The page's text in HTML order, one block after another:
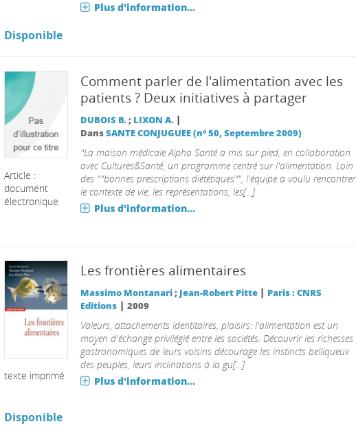
Plus d'information...
Disponible
Article :
document
électronique
Comment parler de l'alimentation avec les
patients ? Deux initiatives à partager
DUBOIS B.; LIXON A. |
DansSANTE CONJUGUEE (n° 50, Septembre 2009)
"La maison médicale Alpha Santé a mis sur pied, en collaboration
avec Cultures&Santé, un programme centré sur l'alimentation. Loin
des ""bonnes prescriptions diététiques"", l'équipe a voulu rencontrer
le contexte de vie, les représentations, les[...]
Plus d'information...
texte imprimé
Les frontières alimentaires
Massimo Montanari; Jean-Robert Pitte | Paris : CNRS
Editions| 2009
Valeurs, attachements identitaires, plaisirs: l'alimentation est un
moyen d'échange privilégié entre les sociétés. Découvrir les richesses
gastronomiques de leurs voisins décourage les instincts belliqueux
des peuples, leurs inclinations à la gu[...]
Plus d'information...
Disponible